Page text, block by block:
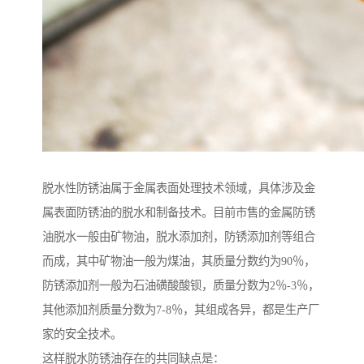
脱水性防锈油属于金属表面处理技术领域，具体涉及金
属表面防锈油的脱水和制备技术。目前市售的金属防锈
油脱水一般由矿物油，脱水添加剂，防锈添加剂等组合
而成，其中矿物油一般为煤油，其质量分数约为90％，
防锈添加剂一般为石油磺酸酸钡，质量分数为2％-3％，
其他添加剂质量分数为7-8％，其组成各异，都是生产厂
家的安全技术。
这样脱水防锈油存在的共同缺点是：